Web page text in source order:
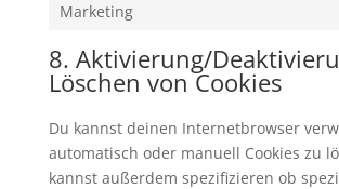
Marketing
8. Aktivierung/
Löschen von Cookies
Du kannst deinen Internetbrowser
automatisch oder manuell Cookies zu
kannst außerdem spezifizieren ob